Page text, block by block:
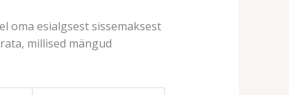
oma esialgsest sissemaksest
millised mängud